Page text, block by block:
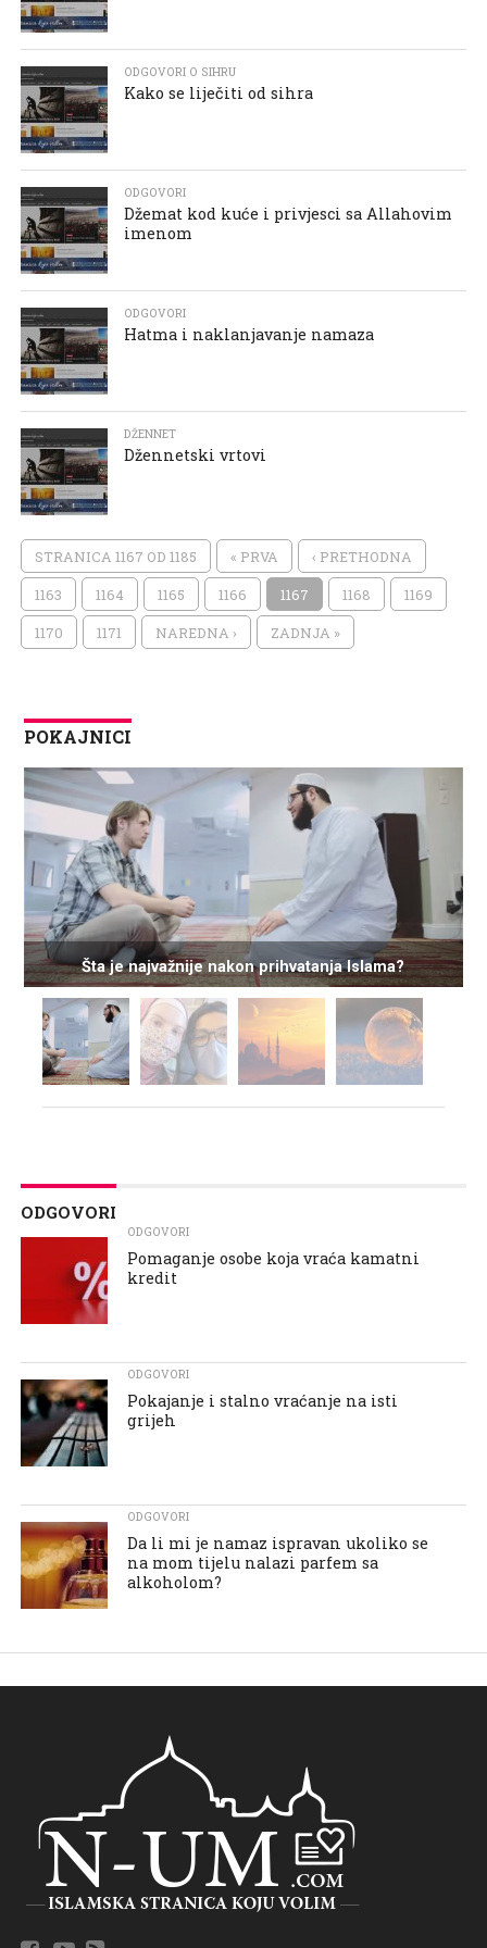
ODGOVORI O SIHRU
Kako se liječiti od sihra
ODGOVORI
Džemat kod kuće i privjesci sa Allahovim
imenom
ODGOVORI
Hatma i naklanjavanje namaza
DŽENNET
Džennetski vrtovi
STRANICA 1167 OD 1185 « PRVA ‹ PRETHODNA
1163 1164 1165 1166 1167 1168 1169
1170 1171 NAREDNA › ZADNJA »
POKAJNICI
Šta je najvažnije nakon prihvatanja Islama?
ODGOVORI
ODGOVORI
Pomaganje osobe koja vraća kamatni
kredit
ODGOVORI
Pokajanje i stalno vraćanje na isti
grijeh
ODGOVORI
Da li mi je namaz ispravan ukoliko se
na mom tijelu nalazi parfem sa
alkoholom?